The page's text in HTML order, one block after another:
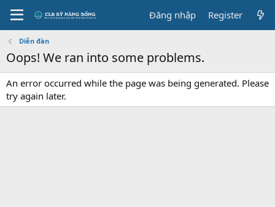
Đăng nhập Register
Diễn đàn
Oops! We ran into some problems.
An error occurred while the page was being generated. Please
try again later.